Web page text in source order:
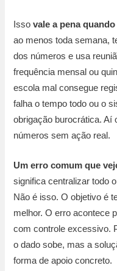
Issovale a pena quando
ao menos toda semana,
dos números e usa
frequência mensal ou
escola mal consegue
falha o tempo todo ou o
obrigação burocrática. Aí
números sem ação real.
Um erro comum que
significa centralizar todo
Não é isso. O objetivo é
melhor. O erro acontece
com controle excessivo.
o dado sobe, mas a
forma de apoio concreto.